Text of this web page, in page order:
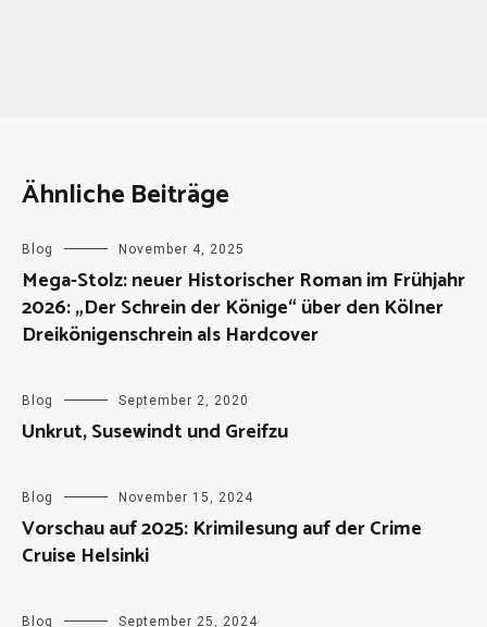
Ähnliche Beiträge
Blog November 4, 2025
Mega-Stolz: neuer Historischer Roman im Frühjahr
2026: „Der Schrein der Könige“ über den Kölner
Dreikönigenschrein als Hardcover
Blog September 2, 2020
Unkrut, Susewindt und Greifzu
Blog November 15, 2024
Vorschau auf 2025: Krimilesung auf der Crime
Cruise Helsinki
Blog September 25, 2024